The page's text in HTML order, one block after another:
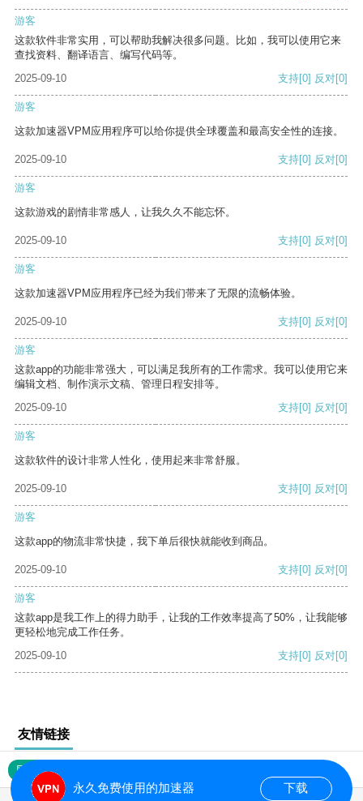
游客
这款软件非常实用，可以帮助我解决很多问题。比如，我可以使用它来
查找资料、翻译语言、编写代码等。
2025-09-10
支持[0] 反对[0]
游客
这款加速器VPM应用程序可以给你提供全球覆盖和最高安全性的连接。
2025-09-10 支持[0] 反对[0]
游客
这款游戏的剧情非常感人，让我久久不能忘怀。
2025-09-10 支持[0] 反对[0]
游客
这款加速器VPM应用程序已经为我们带来了无限的流畅体验。
2025-09-10 支持[0] 反对[0]
游客
这款app的功能非常强大，可以满足我所有的工作需求。我可以使用它来
编辑文档、制作演示文稿、管理日程安排等。
2025-09-10
支持[0] 反对[0]
游客
这款软件的设计非常人性化，使用起来非常舒服。
2025-09-10 支持[0] 反对[0]
游客
这款app的物流非常快捷，我下单后很快就能收到商品。
2025-09-10 支持[0] 反对[0]
游客
这款app是我工作上的得力助手，让我的工作效率提高了50%，让我能够
更轻松地完成工作任务。
2025-09-10
支持[0] 反对[0]
友情链接
网站地图
永久免费使用的加速器 下载